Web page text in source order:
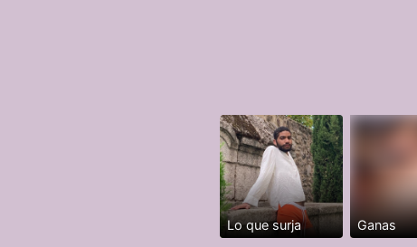
Lo que surja Ganas